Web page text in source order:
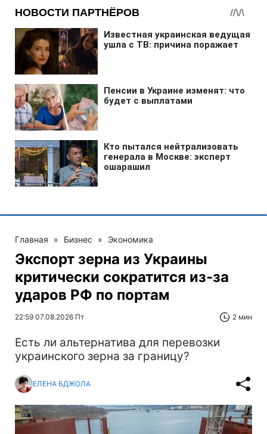
Главная » Бизнес » Экономика
Экспорт зерна из Украины
критически сократится из-за
ударов РФ по портам
22:59 07.08.2026 Пт 2 мин
Есть ли альтернатива для перевозки
украинского зерна за границу?
ЕЛЕНА БДЖОЛА